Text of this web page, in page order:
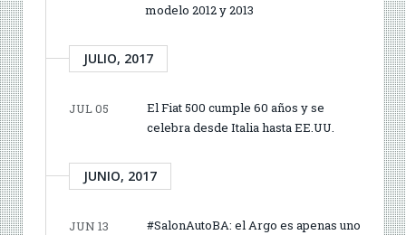
modelo 2012 y 2013
JULIO, 2017
JUL 05
El Fiat 500 cumple 60 años y se
celebra desde Italia hasta EE.UU.
JUNIO, 2017
JUN 13
#SalonAutoBA: el Argo es apenas uno